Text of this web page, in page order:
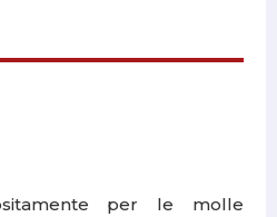
per le molle